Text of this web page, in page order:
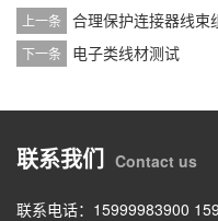
上一条 合理保护连接器线束
下一条 电子类线材测试
联系我们 Contact us
联系电话：15999983900